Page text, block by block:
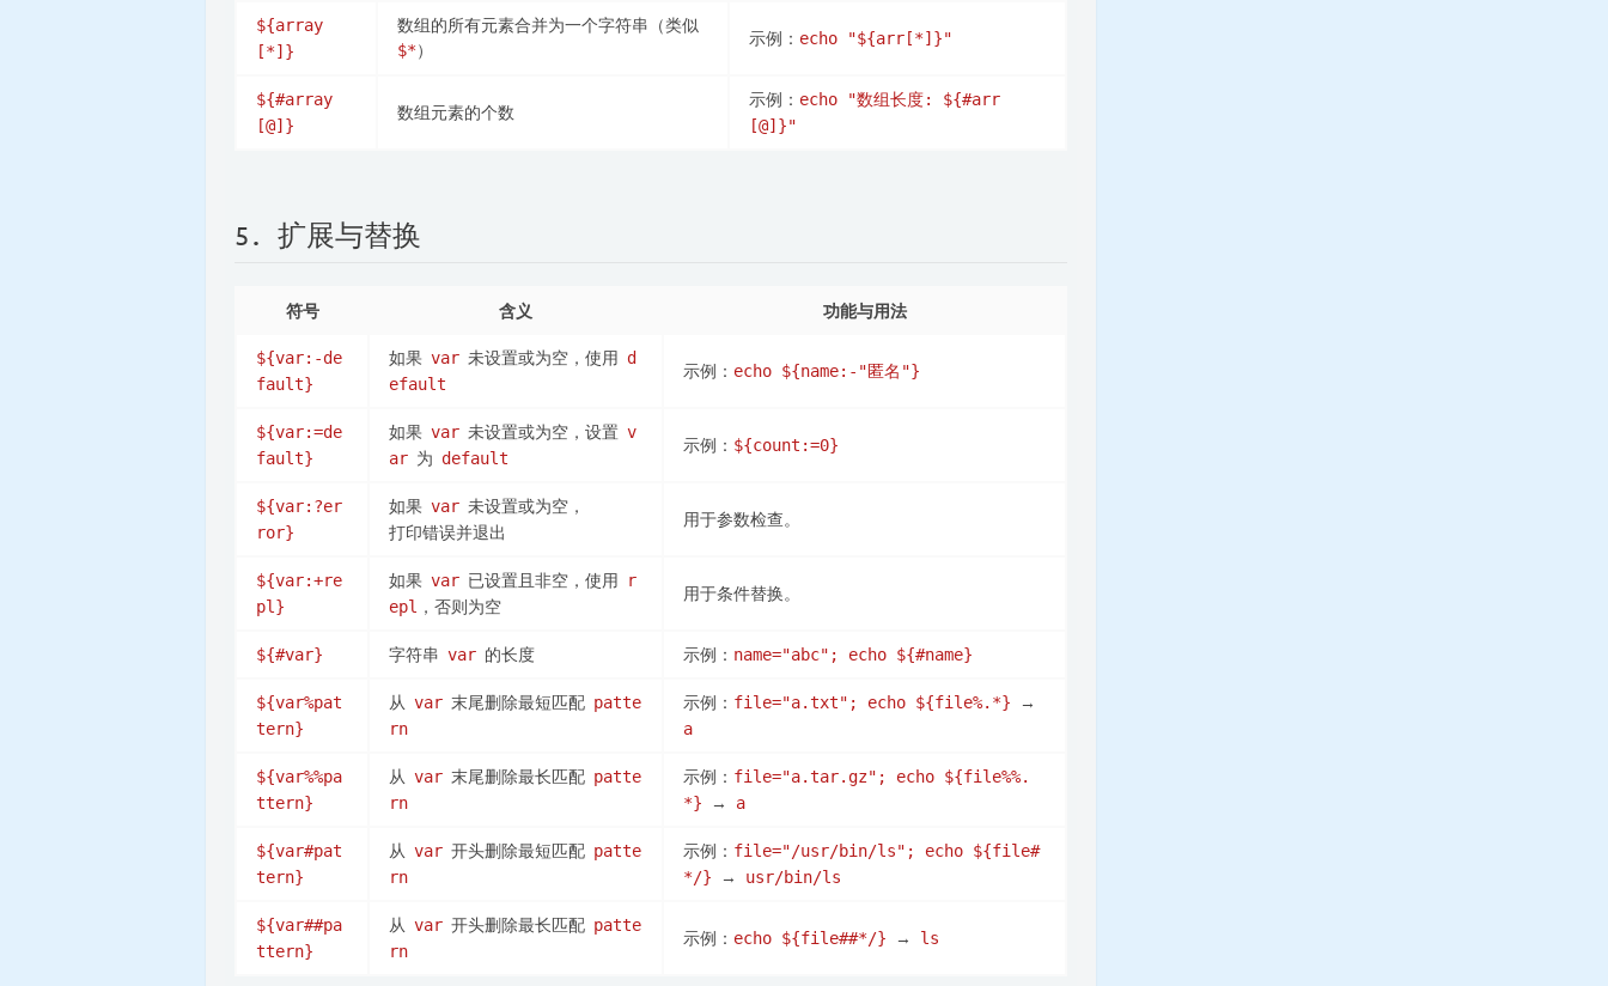
${array
[*]}
数组的所有元素合并为一个字符串（类似
$*）
示例： echo "${arr[*]}"
${#array
[@]}
数组元素的个数
示例： echo "数组长度: ${#arr
[@]}"
5. 扩展与替换
符号 含义 功能与用法
${var:-de
fault}
如果 var 未设置或为空，使用 d
efault
示例： echo ${name:-"匿名"}
${var:=de
fault}
如果 var 未设置或为空，设置 v
ar 为 default
示例： ${count:=0}
${var:?er
ror}
如果 var 未设置或为空，
打印错误并退出
用于参数检查。
${var:+re
pl}
如果 var 已设置且非空，使用
r
epl ，否则为空
用于条件替换。
${#var} 字符串 var 的长度 示例： name="abc"; echo ${#name}
${var%pat
tern}
从 var 末尾删除最短匹配 patte
rn
示例： file="a.txt"; echo ${file%.*} →
a
${var%%pa
ttern}
从 var 末尾删除最长匹配 patte
rn
示例： file="a.tar.gz"; echo ${file%%.
*} → a
${var#pat
tern}
从 var 开头删除最短匹配 patte
rn
示例： file="/usr/bin/ls"; echo ${file#
*/} → usr/bin/ls
${var##pa
ttern}
从 var 开头删除最长匹配 patte
rn
示例： echo ${file##*/} → ls